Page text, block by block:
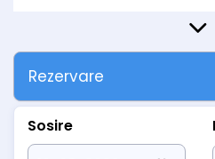
La doar 2 km de Mănăstirea
drumeții, vizite culturale și
Căciulata.
Cazare modernă pentru toate
Hotelul Orizont Cozia pune la
apartamente, toate dotate la
Rezervare
Sosire